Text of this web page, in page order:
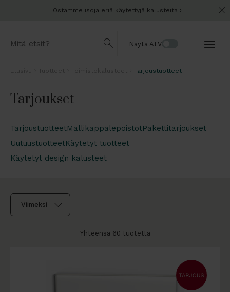
Ostamme isoja eriä käytettyjä kalusteita
Näytä ALV
Tarjoustuotteet
Tarjoukset
TarjoustuotteetMallikappalepoistotPakettitarjoukset
UutuustuotteetKäytetyt tuotteet
Käytetyt design kalusteet
Yhteensä 60 tuotetta